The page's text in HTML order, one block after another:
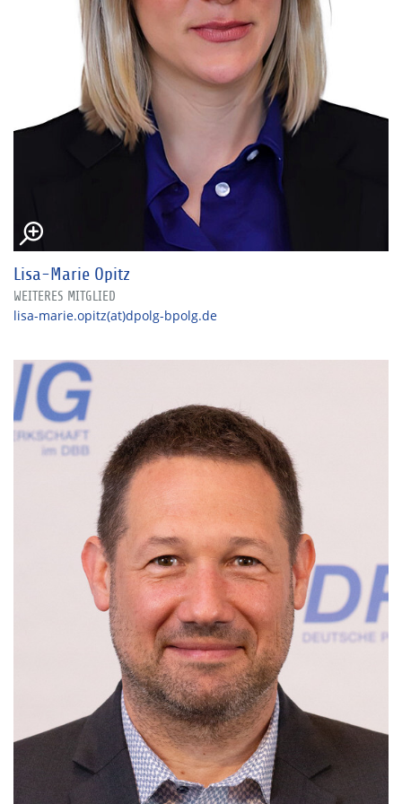
Lisa-Marie Opitz
WEITERES MITGLIED
lisa-marie.opitz(at)dpolg-bpolg.de